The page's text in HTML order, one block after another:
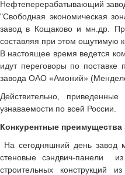
Нефтеперерабатывающий
"Свободная экономическая
завод в Кощаково и мн.др.
составляя при этом ощутимую
В настоящее время ведется
идут переговоры по
завода ОАО «Амоний»
Действительно,
узнаваемости по всей России.
Конкурентные
На сегодняшний день завод
стеновые сэндвич-панели
строительных конструкций